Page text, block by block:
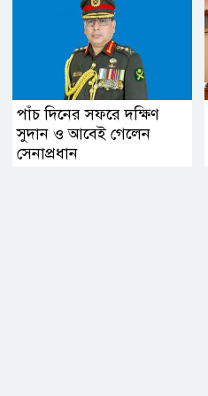
পাঁচ দিনের সফরে দক্ষিণ
সুদান ও আবেই গেলেন
সেনাপ্রধান